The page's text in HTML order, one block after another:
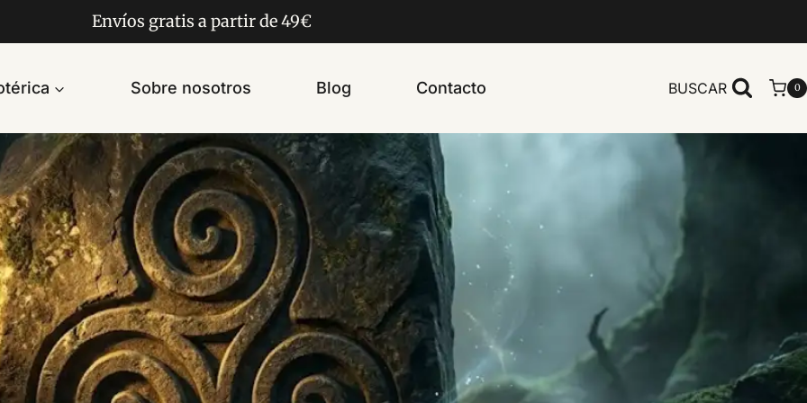
Envíos gratis a partir de 49€
Sobre nosotros Blog Contacto BUSCAR 0